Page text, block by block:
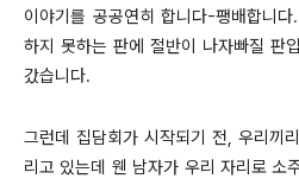
이야기를 공공연히 합니다-팽배합니
하지 못하는 판에 절반이 나자빠질 판
갔습니다.
그런데 집담회가 시작되기 전, 우리끼
리고 있는데 웬 남자가 우리 자리로 소